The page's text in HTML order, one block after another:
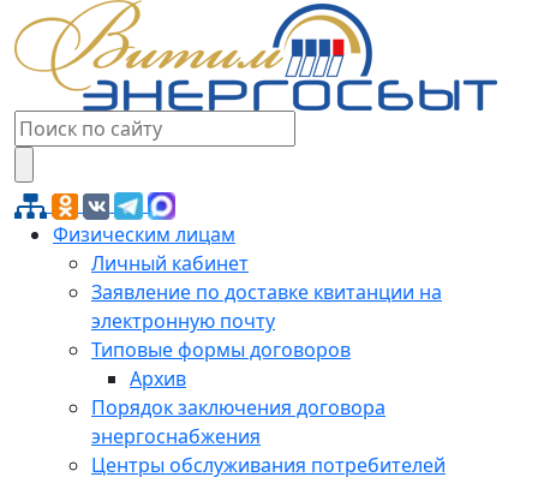
Физическим лицам
Личный кабинет
Заявление по доставке квитанции на
электронную почту
Типовые формы договоров
Архив
Порядок заключения договора
энергоснабжения
Центры обслуживания потребителей